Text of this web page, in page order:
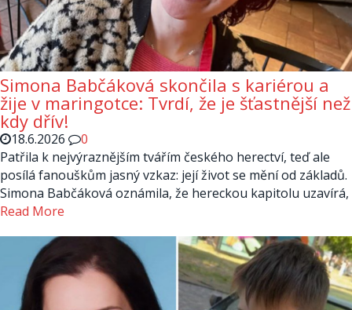
Simona Babčáková skončila s kariérou a
žije v maringotce: Tvrdí, že je šťastnější než
kdy dřív!
18.6.2026
0
Patřila k nejvýraznějším tvářím českého herectví, teď ale
posílá fanouškům jasný vzkaz: její život se mění od základů.
Simona Babčáková oznámila, že hereckou kapitolu uzavírá,
Read More